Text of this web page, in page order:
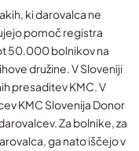
ki darovalca ne
pomoč registra
50.000 bolnikov na
družine. V Sloveniji
presaditev KMC. V
KMC Slovenija Donor
Za bolnike, za
ga nato iščejo v